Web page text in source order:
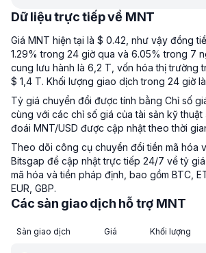
Dữ liệu trực tiếp về MNT
Giá MNT hiện tại là $ 0.42, như vậy đồng
1.29% trong 24 giờ qua và 6.05% trong 7
cung lưu hành là 6,2 T, vốn hóa thị trường
$ 1,4 T. Khối lượng giao dịch trong 24 giờ là
Tỷ giá chuyển đổi được tính bằng Chỉ số
cùng với các chỉ số giá của tài sản kỹ thuật
đoái MNT/USD được cập nhật theo thời
Theo dõi công cụ chuyển đổi tiền mã hóa
Bitsgap để cập nhật trực tiếp 24/7 về tỷ
mã hóa và tiền pháp định, bao gồm BTC,
EUR, GBP.
Các sàn giao dịch hỗ trợ MNT
Sàn giao dịch Giá Khối lượng